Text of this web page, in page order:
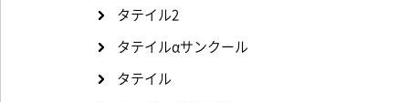
タテイル2
タテイルαサンクール
タテイル